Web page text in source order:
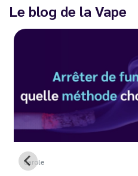
Le blog de la Vape
Carole